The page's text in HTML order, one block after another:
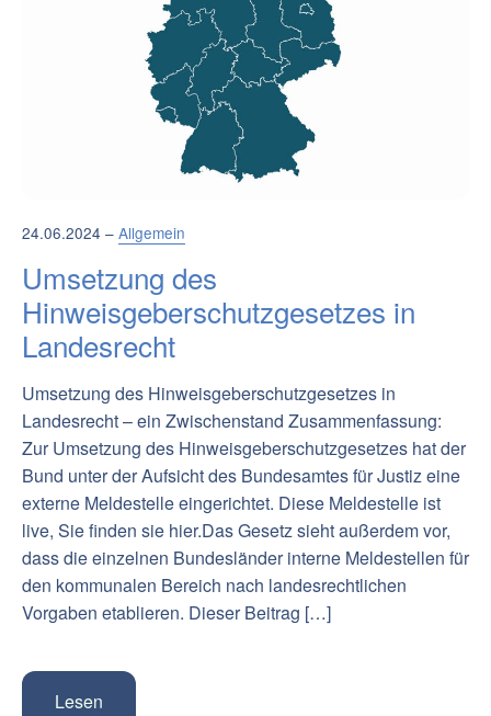
24.06.2024 – Allgemein
Umsetzung des
Hinweisgeberschutzgesetzes in
Landesrecht
Umsetzung des Hinweisgeberschutzgesetzes in
Landesrecht – ein Zwischenstand Zusammenfassung:
Zur Umsetzung des Hinweisgeberschutzgesetzes hat der
Bund unter der Aufsicht des Bundesamtes für Justiz eine
externe Meldestelle eingerichtet. Diese Meldestelle ist
live, Sie finden sie hier.Das Gesetz sieht außerdem vor,
dass die einzelnen Bundesländer interne Meldestellen für
den kommunalen Bereich nach landesrechtlichen
Vorgaben etablieren. Dieser Beitrag […]
Lesen